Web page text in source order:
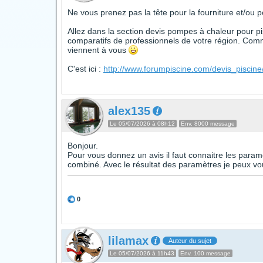
Ne vous prenez pas la tête pour la fourniture et/ou
Allez dans la section devis pompes à chaleur pour
comparatifs de professionnels de votre région.
viennent à vous
C'est ici : http://www.forumpiscine.com/
alex135
Le 05/07/2026 à 08h12 Env. 8000 message
Bonjour.
Pour vous donnez un avis il faut connaitre les
combiné. Avec le résultat des paramètres je peux
0
lilamax Auteur du sujet
Le 05/07/2026 à 11h43 Env. 100 message